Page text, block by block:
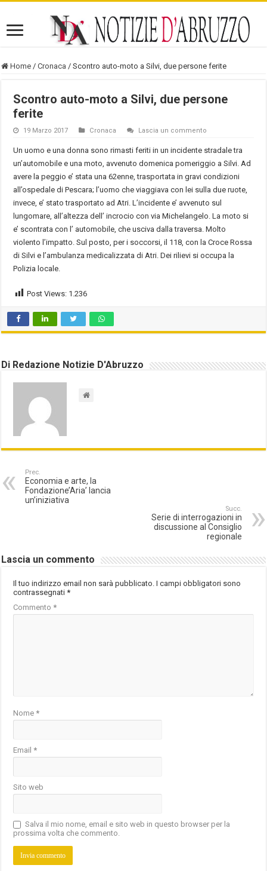
Home / Cronaca / Scontro auto-moto a Silvi, due persone ferite
Scontro auto-moto a Silvi, due persone
ferite
19 Marzo 2017 Cronaca Lascia un commento
Un uomo e una donna sono rimasti feriti in un incidente stradale tra
un’automobile e una moto, avvenuto domenica pomeriggio a Silvi. Ad
avere la peggio e’ stata una 62enne, trasportata in gravi condizioni
all’ospedale di Pescara; l’uomo che viaggiava con lei sulla due ruote,
invece, e’ stato trasportato ad Atri. L’incidente e’ avvenuto sul
lungomare, all’altezza dell’ incrocio con via Michelangelo. La moto si
e’ scontrata con l’ automobile, che usciva dalla traversa. Molto
violento l’impatto. Sul posto, per i soccorsi, il 118, con la Croce Rossa
di Silvi e l’ambulanza medicalizzata di Atri. Dei rilievi si occupa la
Polizia locale.
Post Views: 1.236
Di Redazione Notizie D'Abruzzo
Prec.
Economia e arte, la
Fondazione’Aria’ lancia
un’iniziativa
Succ.
Serie di interrogazioni in
discussione al Consiglio
regionale
Lascia un commento
Il tuo indirizzo email non sarà pubblicato. I campi obbligatori sono
contrassegnati*
Commento*
Nome*
Email*
Sito web
Salva il mio nome, email e sito web in questo browser per la
prossima volta che commento.